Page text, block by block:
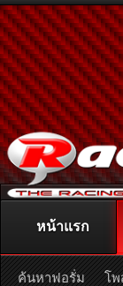
ติดต่อลงโฆษณา
หรือ
หน้าแรก
ค้นหาฟอรั่ม โพ